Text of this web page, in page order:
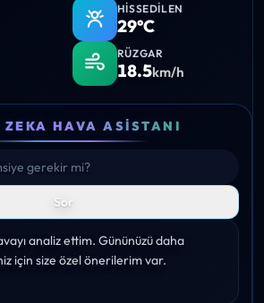
HISSEDILEN
29°C
RÜZGAR
18.5km/h
ZEKA HAVA ASISTANI
Sor
analiz ettim. Gününüzü daha
için size özel önerilerim var.